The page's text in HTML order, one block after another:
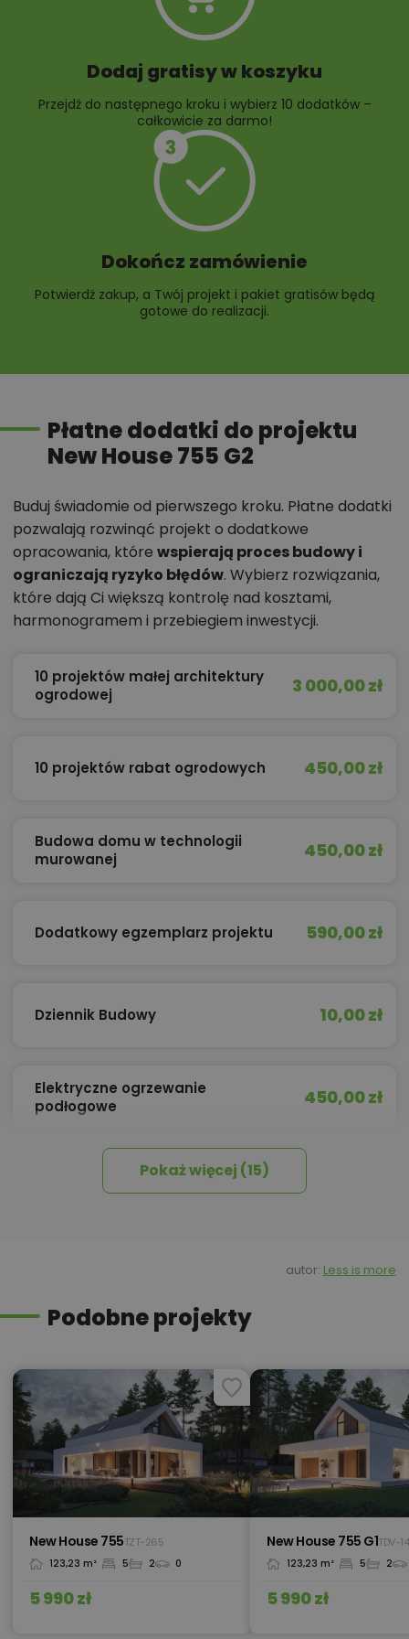
Dodaj gratisy w koszyku
Przejdź do następnego kroku i wybierz 10 dodatków –
całkowicie za darmo!
Dokończ zamówienie
Potwierdź zakup, a Twój projekt i pakiet gratisów będą
gotowe do realizacji.
Płatne dodatki do projektu
New House 755 G2
Buduj świadomie od pierwszego kroku. Płatne dodatki
pozwalają rozwinąć projekt o dodatkowe
opracowania, które wspierają proces budowy i
ograniczają ryzyko błędów. Wybierz rozwiązania,
które dają Ci większą kontrolę nad kosztami,
harmonogramem i przebiegiem inwestycji.
10 projektów małej architektury
ogrodowej
3 000,00 zł
10 projektów rabat ogrodowych 450,00 zł
Budowa domu w technologii
murowanej
450,00 zł
Dodatkowy egzemplarz projektu 590,00 zł
Dziennik Budowy 10,00 zł
Elektryczne ogrzewanie
podłogowe
450,00 zł
Izolacja celulozowa
590,00 zł
Kredyt hipoteczny z operatem za
Okna, żaluzje, rolety 450,00 zł
Pakiet umów i wniosków
Pompa ciepła 450,00 zł
Pokaż więcej (15)
autor: Less is more
Podobne projekty
New House 755TZT-265
123,23 m² 5 2 0
5 990 zł
New House 755 G1TDV-
123,23 m² 5 2
5 990 zł